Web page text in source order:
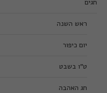
חגים
ראש השנה
יום כיפור
ט”ו בשבט
חג האהבה